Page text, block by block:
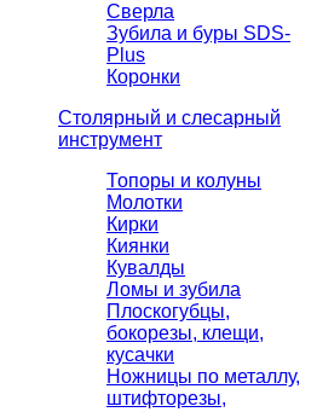
Сверла
Зубила и буры SDS-
Plus
Коронки
Столярный и слесарный
инструмент
Топоры и колуны
Молотки
Кирки
Киянки
Кувалды
Ломы и зубила
Плоскогубцы,
бокорезы, клещи,
кусачки
Ножницы по металлу,
штифторезы,